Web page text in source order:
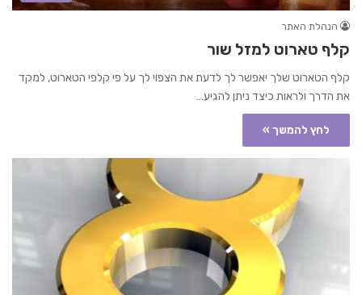
הנהלת האתר
קלף טארוט למזל שור
קלף הטארוט שלך יאפשר לך לדעת את הצפוי לך על פי קלפי הטארוט, למקד
את הדרך ולראות כיצד ניתן להגיע…
לחץ להמשך »